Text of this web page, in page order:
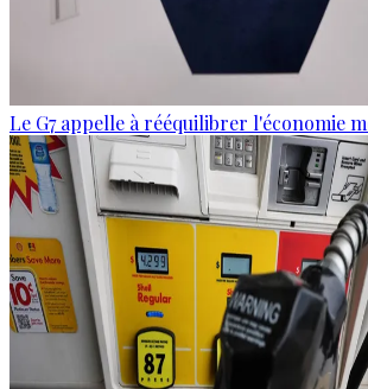
Le G7 appelle à rééquilibrer l'économie